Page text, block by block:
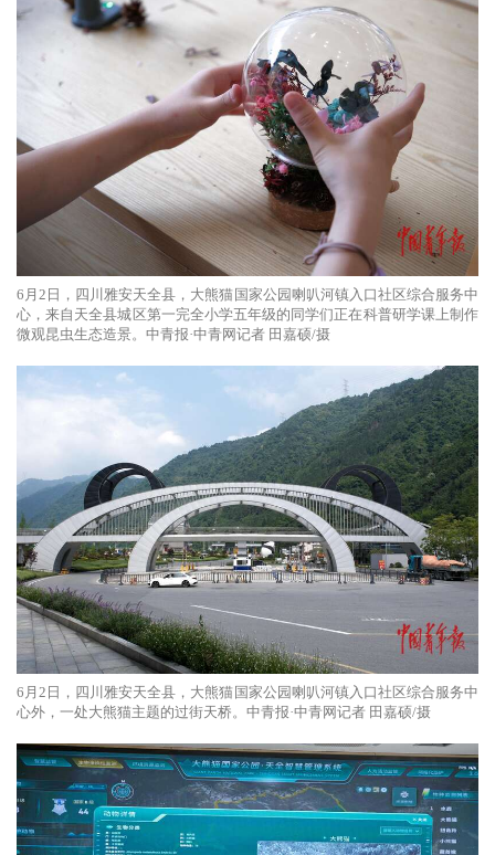
6月2日，四川雅安天全县，大熊猫国家公园喇叭河镇入口社区综合服务中
心，来自天全县城区第一完全小学五年级的同学们正在科普研学课上制作
微观昆虫生态造景。中青报·中青网记者 田嘉硕/摄
6月2日，四川雅安天全县，大熊猫国家公园喇叭河镇入口社区综合服务中
心外，一处大熊猫主题的过街天桥。中青报·中青网记者 田嘉硕/摄